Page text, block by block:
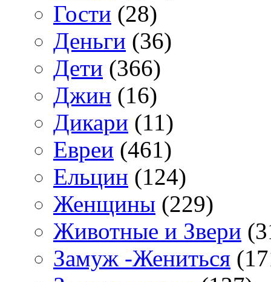
Гости (28)
Деньги (36)
Дети (366)
Джин (16)
Дикари (11)
Евреи (461)
Ельцин (124)
Женщины (229)
Животные и Звери
Замуж -Жениться